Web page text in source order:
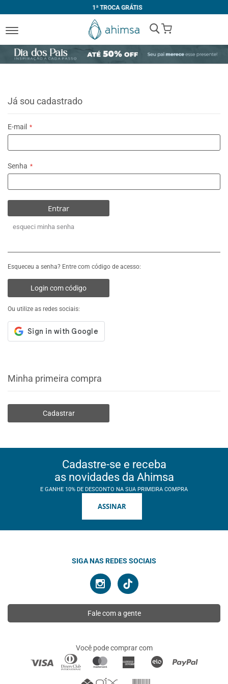
1ª TROCA GRÁTIS
My Cart
Já sou cadastrado
E-mail
Senha
Entrar
esqueci minha senha
Esqueceu a senha? Entre com código de acesso:
Login com código
Ou utilize as redes sociais:
Minha primeira compra
Cadastrar
Cadastre-se e receba
as novidades da Ahimsa
E GANHE 10% DE DESCONTO NA SUA PRIMEIRA COMPRA
ASSINAR
SIGA NAS REDES SOCIAIS
Fale com a gente
Você pode comprar com